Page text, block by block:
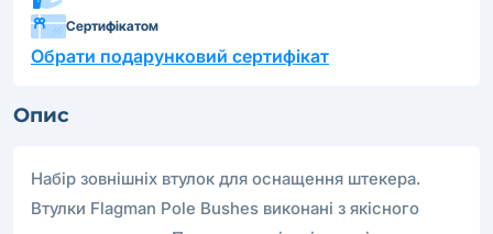
Сертифікатом
Обрати подарунковий сертифікат
Опис
Набір зовнішніх втулок для оснащення штекера.
Втулки Flagman Pole Bushes виконані з якісного